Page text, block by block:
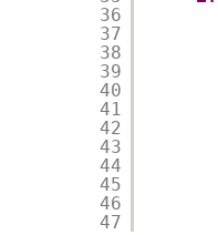
36
37
38
39
40
41
42
43
44
45
46
47